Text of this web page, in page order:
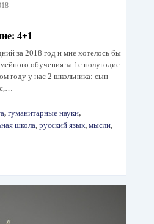
4+1
за 2018 год и мне хотелось бы
обучения за 1е полугодие
году у нас 2 школьника: сын
, гуманитарные науки,
школа, русский язык, мысли,